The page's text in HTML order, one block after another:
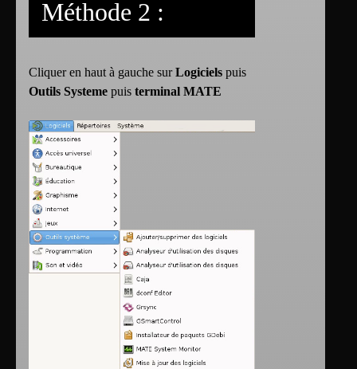
Méthode 2 :
Cliquer en haut à gauche surLogiciels puis
Outils Systeme puis terminal MATE